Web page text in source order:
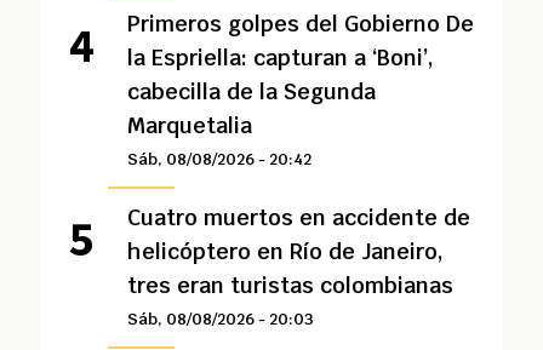
Primeros golpes del Gobierno De
la Espriella: capturan a ‘Boni’,
cabecilla de la Segunda
Marquetalia
Sáb, 08/08/2026 - 20:42
Cuatro muertos en accidente de
helicóptero en Río de Janeiro,
tres eran turistas colombianas
Sáb, 08/08/2026 - 20:03